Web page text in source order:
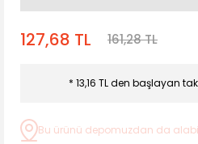
127,68 TL 161,28 TL
* 13,16 TL den başlayan
Bu ürünü depomuzdan da